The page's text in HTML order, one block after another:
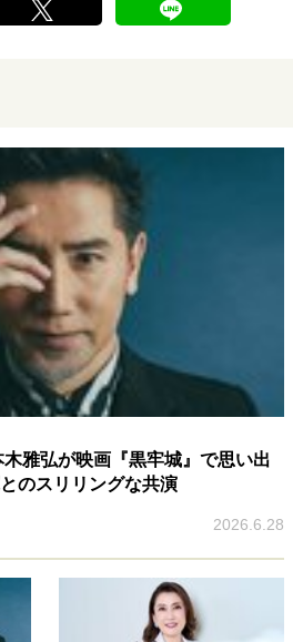
雅弘が映画『黒牢城』で思い出
のスリリングな共演
2026.6.28